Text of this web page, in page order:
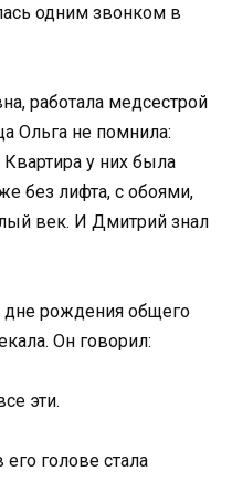
одним звонком в
работала медсестрой
Ольга не помнила:
у них была
без лифта, с обоями,
век. И Дмитрий знал
дне рождения общего
Он говорил:
эти.
его голове стала